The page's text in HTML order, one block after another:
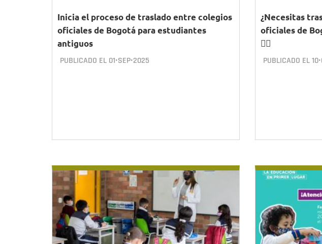
Inicia el proceso de traslado entre colegios
oficiales de Bogotá para estudiantes
antiguos
PUBLICADO EL 01•SEP•2025
¿Necesitas
oficiales de
👇🏻
PUBLICADO EL